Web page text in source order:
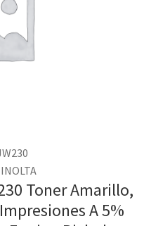
Toner Amarillo,
A 5%